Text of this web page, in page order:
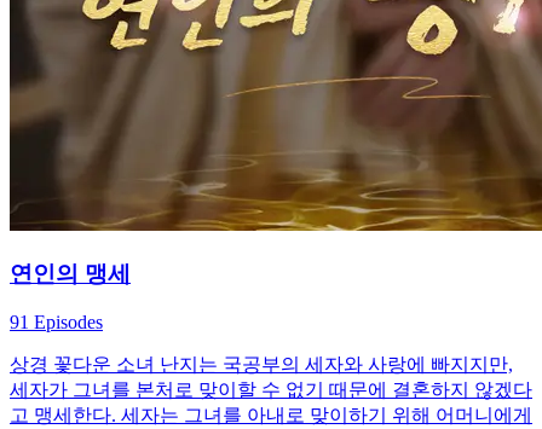
연인의 맹세
91 Episodes
상경 꽃다운 소녀 난지는 국공부의 세자와 사랑에 빠지지만,
세자가 그녀를 본처로 맞이할 수 없기 때문에 결혼하지 않겠다
고 맹세한다. 세자는 그녀를 아내로 맞이하기 위해 어머니에게